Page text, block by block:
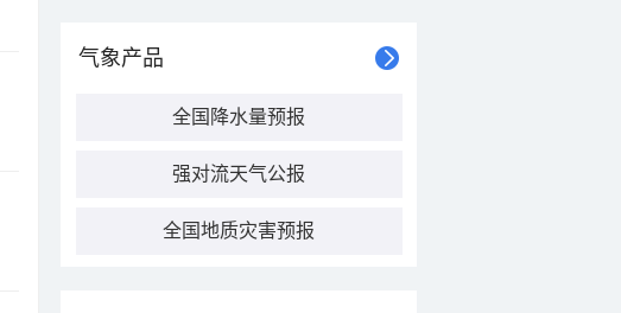
气象产品
全国降水量预报
强对流天气公报
全国地质灾害预报